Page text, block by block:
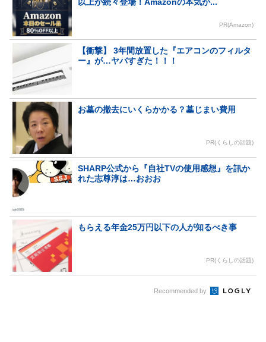
PR(Amazon)
【衝撃】 3年間放置した『エアコンのフィルタ
ー』が…ヤバすぎた！！！
お墓の撤去にいくらかかる？墓じまい費用
PR(くらしの話題)
SHARP公式から『自社TVの使用感想』を訊か
れた志尊淳は…おおお
もらえる年金25万円以下の人が知るべき事
PR(くらしの話題)
Recommended by